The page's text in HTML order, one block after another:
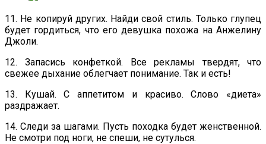
11. Не копируй других. Найди свой стиль. Только глупец
будет гордиться, что его девушка похожа на Анжелину
Джоли.
12. Запасись конфеткой. Все рекламы твердят, что
свежее дыхание облегчает понимание. Так и есть!
13. Кушай. С аппетитом и красиво. Слово «диета»
раздражает.
14. Следи за шагами. Пусть походка будет женственной.
Не смотри под ноги, не спеши, не сутулься.